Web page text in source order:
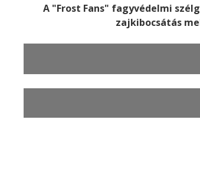
A "Frost Fans" fagyvédelmi
zajkibocsátás